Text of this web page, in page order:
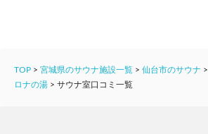
TOP > 宮城県のサウナ施設一覧 > 仙台市のサウナ >
ロナの湯 > サウナ室口コミ一覧